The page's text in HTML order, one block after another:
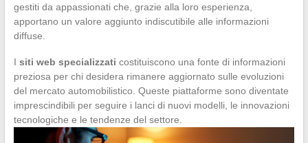
gestiti da appassionati che, grazie alla loro esperienza,
apportano un valore aggiunto indiscutibile alle informazioni
diffuse.
I siti web specializzati costituiscono una fonte di informazioni
preziosa per chi desidera rimanere aggiornato sulle evoluzioni
del mercato automobilistico. Queste piattaforme sono diventate
imprescindibili per seguire i lanci di nuovi modelli, le innovazioni
tecnologiche e le tendenze del settore.